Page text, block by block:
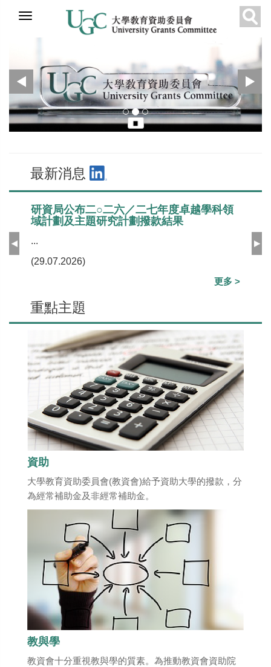
教資會
最新消息
推薦
到
內
容
上
最新消息
研資局公布二○二六／二七年度卓越學科領
域計劃及主題研究計劃撥款結果
...
(29.07.2026)
更多 >
上
一
下
一
重點主題
資助
大學教育資助委員會(教資會)給予資助大學的撥款，分
為經常補助金及非經常補助金。
教與學
教資會十分重視教與學的質素。為推動教資會資助院